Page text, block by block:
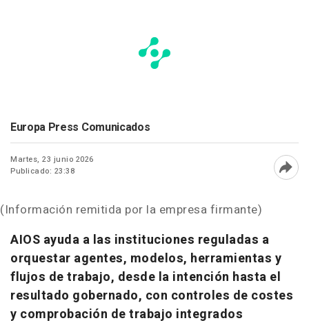
Europa Press Comunicados
Martes, 23 junio 2026
Publicado: 23:38
(Información remitida por la empresa firmante)
AIOS ayuda a las instituciones reguladas a
orquestar agentes, modelos, herramientas y
flujos de trabajo, desde la intención hasta el
resultado gobernado, con controles de costes
y comprobación de trabajo integrados